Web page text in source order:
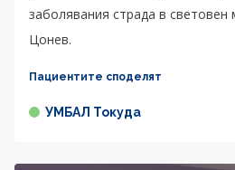
заболявания страда в световен
Цонев.
Пациентите споделят
УМБАЛ Токуда